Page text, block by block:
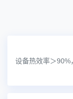
设备热效率＞90%